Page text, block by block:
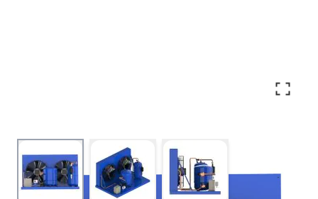
View larger imageView larger image